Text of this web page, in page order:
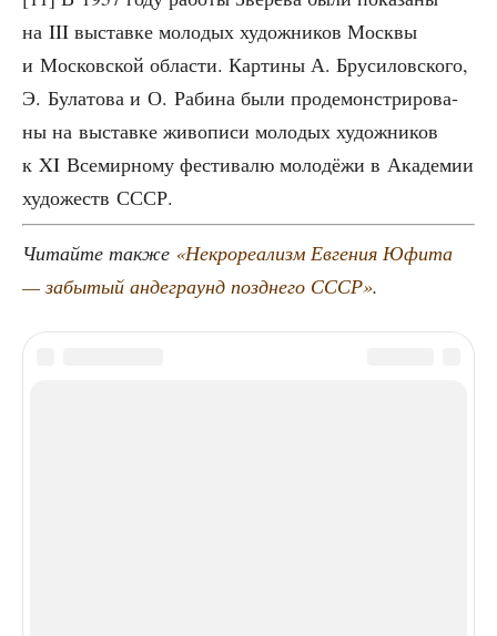
на III выстав­ке моло­дых худож­ни­ков Моск­вы
и Мос­ков­ской обла­сти. Кар­ти­ны А. Бру­си­лов­ско­го,
Э. Була­то­ва и О. Раби­на были про­де­мон­стри­ро­ва­
ны на выстав­ке живо­пи­си моло­дых худож­ни­ков
к XI Все­мир­но­му фести­ва­лю моло­дё­жи в Ака­де­мии
худо­жеств СССР.
Читай­те так­же «Некро­ре­а­лизм Евге­ния Юфи­та
— забы­тый анде­гра­унд позд­не­го СССР».